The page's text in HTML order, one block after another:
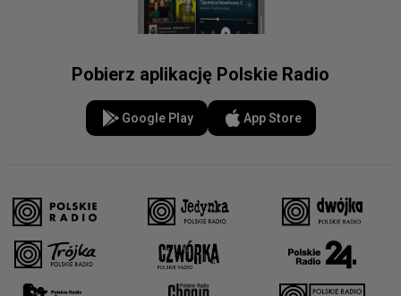
Pobierz aplikację Polskie Radio
Google Play App Store